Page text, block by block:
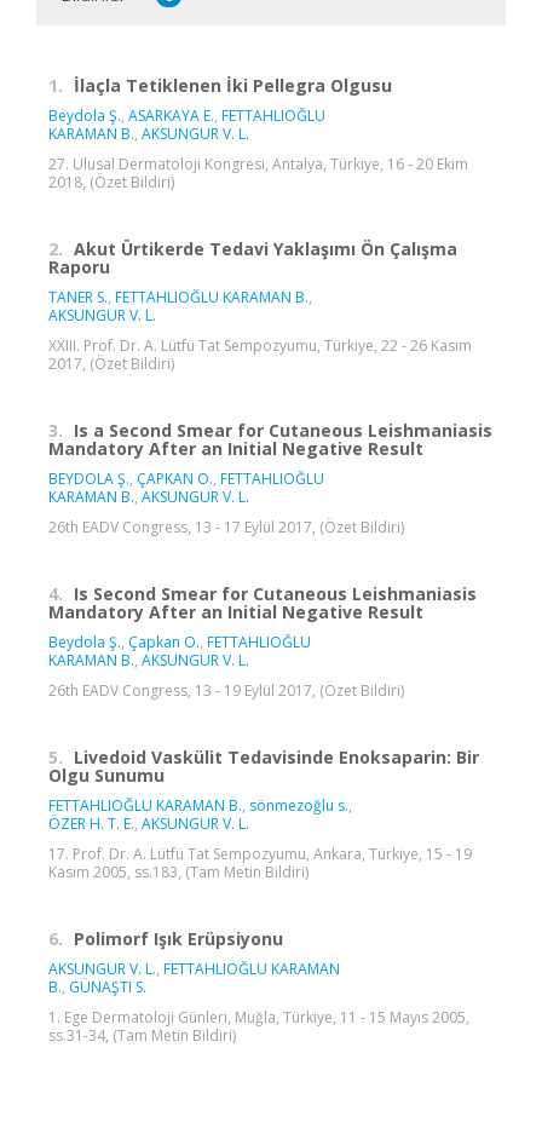
1. İlaçla Tetiklenen İki Pellegra Olgusu
Beydola Ş., ASARKAYA E., FETTAHLIOĞLU
KARAMAN B., AKSUNGUR V. L.
27. Ulusal Dermatoloji Kongresi, Antalya, Türkiye, 16 - 20 Ekim
2018, (Özet Bildiri)
2. Akut Ürtikerde Tedavi Yaklaşımı Ön Çalışma
Raporu
TANER S., FETTAHLIOĞLU KARAMAN B.,
AKSUNGUR V. L.
XXIII. Prof. Dr. A. Lütfü Tat Sempozyumu, Türkiye, 22 - 26 Kasım
2017, (Özet Bildiri)
3. Is a Second Smear for Cutaneous Leishmaniasis
Mandatory After an Initial Negative Result
BEYDOLA Ş., ÇAPKAN O., FETTAHLIOĞLU
KARAMAN B., AKSUNGUR V. L.
26th EADV Congress, 13 - 17 Eylül 2017, (Özet Bildiri)
4. Is Second Smear for Cutaneous Leishmaniasis
Mandatory After an Initial Negative Result
Beydola Ş., Çapkan O., FETTAHLIOĞLU
KARAMAN B., AKSUNGUR V. L.
26th EADV Congress, 13 - 19 Eylül 2017, (Özet Bildiri)
5. Livedoid Vaskülit Tedavisinde Enoksaparin: Bir
Olgu Sunumu
FETTAHLIOĞLU KARAMAN B., sönmezoğlu s.,
ÖZER H. T. E., AKSUNGUR V. L.
17. Prof. Dr. A. Lütfü Tat Sempozyumu, Ankara, Türkiye, 15 - 19
Kasım 2005, ss.183, (Tam Metin Bildiri)
6. Polimorf Işık Erüpsiyonu
AKSUNGUR V. L., FETTAHLIOĞLU KARAMAN
B., GÜNAŞTI S.
1. Ege Dermatoloji Günleri, Muğla, Türkiye, 11 - 15 Mayıs 2005,
ss.31-34, (Tam Metin Bildiri)